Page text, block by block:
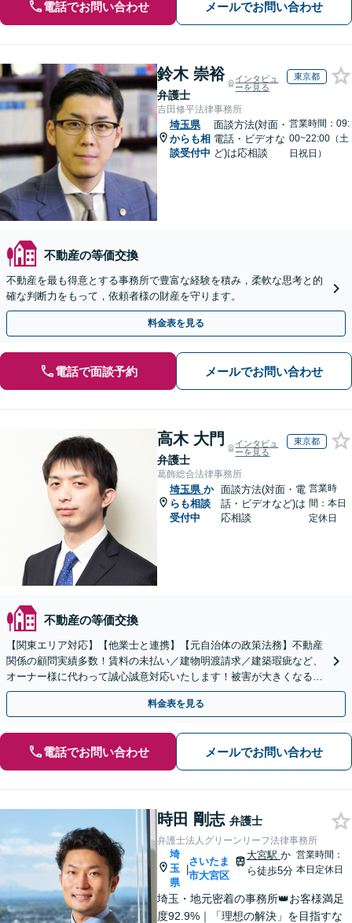
電話でお問い合わせ メールでお問い合わせ
鈴木 崇裕
弁護士
インタビュ
ーを見る
東京都
吉田修平法律事務所
埼玉県
からも相
談受付中
面談方法(対面・
電話・ビデオな
ど)は応相談
営業時間：09:
00~22:00（土
日祝日）
不動産の等価交換
不動産を最も得意とする事務所で豊富な経験を積み，柔軟な思考と的
確な判断力をもって，依頼者様の財産を守ります。
料金表を見る
電話で面談予約 メールでお問い合わせ
高木 大門
弁護士
インタビュ
ーを見る
東京都
葛飾総合法律事務所
埼玉県 か
らも相談
受付中
面談方法(対面・電
話・ビデオなど)は
応相談
営業時
間：本日
定休日
不動産の等価交換
【関東エリア対応】【他業士と連携】【元自治体の政策法務】不動産
関係の顧問実績多数！賃料の未払い／建物明渡請求／建築瑕疵など、
オーナー様に代わって誠心誠意対応いたします！被害が大きくなる前
にご相談ください【初回来所相談30分無料】
料金表を見る
電話でお問い合わせ メールでお問い合わせ
時田 剛志 弁護士
弁護士法人グリーンリーフ法律事務所
埼
玉
県
|
さいたま
市大宮区
大宮駅 か
ら徒歩5分
営業時間：
本日定休日
埼玉・地元密着の事務所👑お客様満足
度92.9%｜「理想の解決」を目指すな